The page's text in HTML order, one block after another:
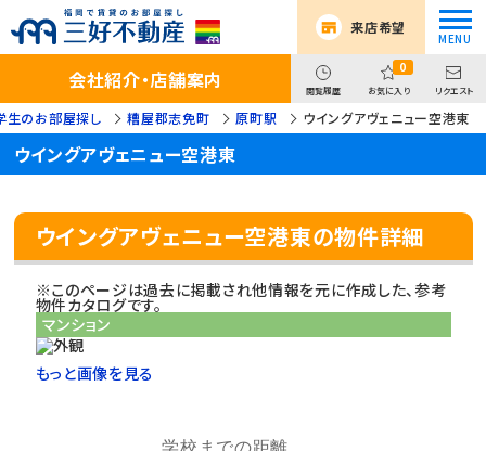
来店希望
会社紹介・店舗案内 閲覧履歴
0
お気に入り リクエスト
生のお部屋探し 糟屋郡志免町 原町駅 ウイングアヴェニュー空港東
ウイングアヴェニュー空港東
ウイングアヴェニュー空港東の物件詳細
※このページは過去に掲載され他情報を元に作成した、参考
物件カタログです。
マンション
もっと画像を見る